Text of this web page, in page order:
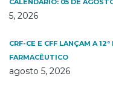
CALENDÁRIO: 05 DE
5, 2026
CRF-CE E CFF LANÇAM A
FARMACÊUTICO
agosto 5, 2026